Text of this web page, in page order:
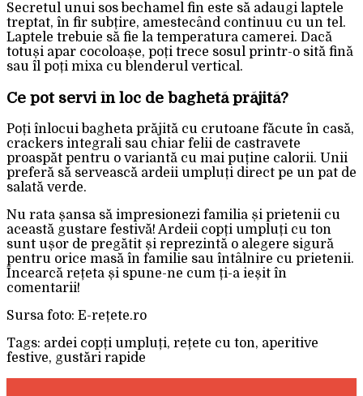
Secretul unui sos bechamel fin este să adaugi laptele
treptat, în fir subțire, amestecând continuu cu un tel.
Laptele trebuie să fie la temperatura camerei. Dacă
totuși apar cocoloașe, poți trece sosul printr-o sită fină
sau îl poți mixa cu blenderul vertical.
Ce pot servi în loc de baghetă prăjită?
Poți înlocui bagheta prăjită cu crutoane făcute în casă,
crackers integrali sau chiar felii de castravete
proaspăt pentru o variantă cu mai puține calorii. Unii
preferă să servească ardeii umpluți direct pe un pat de
salată verde.
Nu rata șansa să impresionezi familia și prietenii cu
această gustare festivă! Ardeii copți umpluți cu ton
sunt ușor de pregătit și reprezintă o alegere sigură
pentru orice masă în familie sau întâlnire cu prietenii.
Încearcă rețeta și spune-ne cum ți-a ieșit în
comentarii!
Sursa foto: E-rețete.ro
Tags: ardei copți umpluți, rețete cu ton, aperitive
festive, gustări rapide